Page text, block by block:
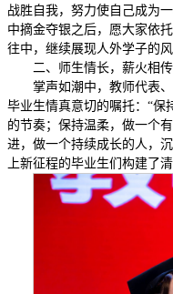
战胜自我，努力使自己成为
中摘金夺银之后，愿大家依
往中，继续展现人外学子的风
二、师生情长，薪火相传
掌声如潮中，教师代表
毕业生情真意切的嘱托：“保
的节奏；保持温柔，做一个
进，做一个持续成长的人，
上新征程的毕业生们构建了